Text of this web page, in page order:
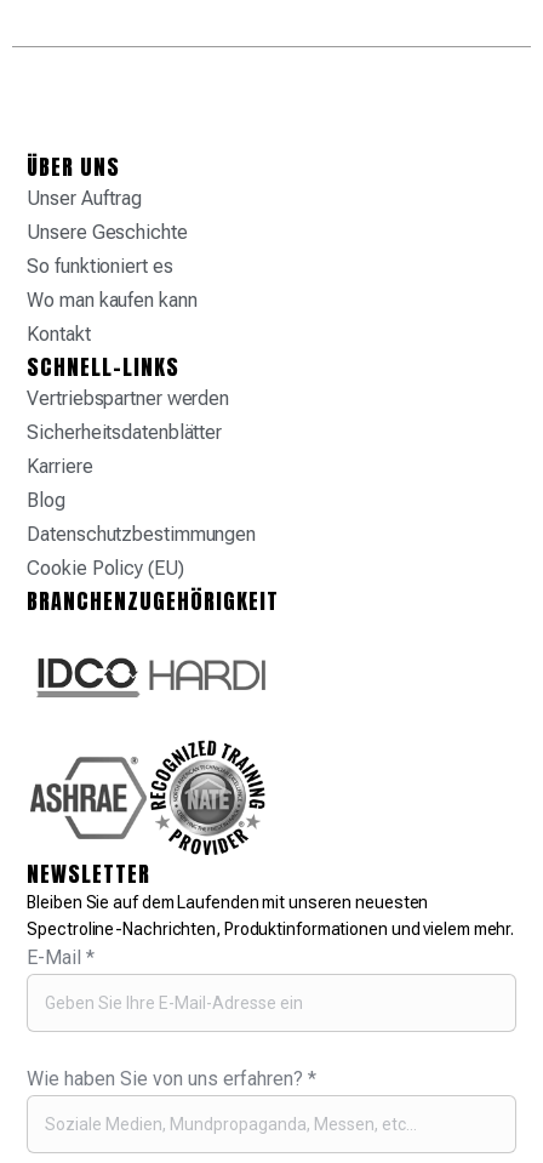
ÜBER UNS
Unser Auftrag
Unsere Geschichte
So funktioniert es
Wo man kaufen kann
Kontakt
SCHNELL-LINKS
Vertriebspartner werden
Sicherheitsdatenblätter
Karriere
Blog
Datenschutzbestimmungen
Cookie Policy (EU)
BRANCHENZUGEHÖRIGKEIT
NEWSLETTER
Bleiben Sie auf dem Laufenden mit unseren neuesten
Spectroline-Nachrichten, Produktinformationen und vielem mehr.
E-Mail*
Wie haben Sie von uns erfahren?*